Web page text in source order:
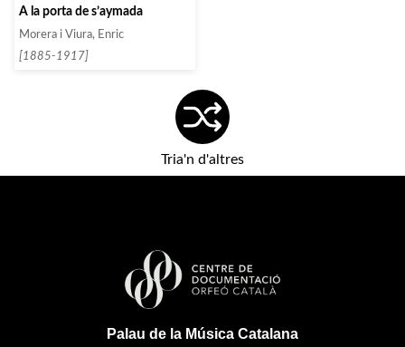
A la porta de s’aymada
Morera i Viura, Enric
[1885-1917]
Tria'n d'altres
Palau de la Música Catalana